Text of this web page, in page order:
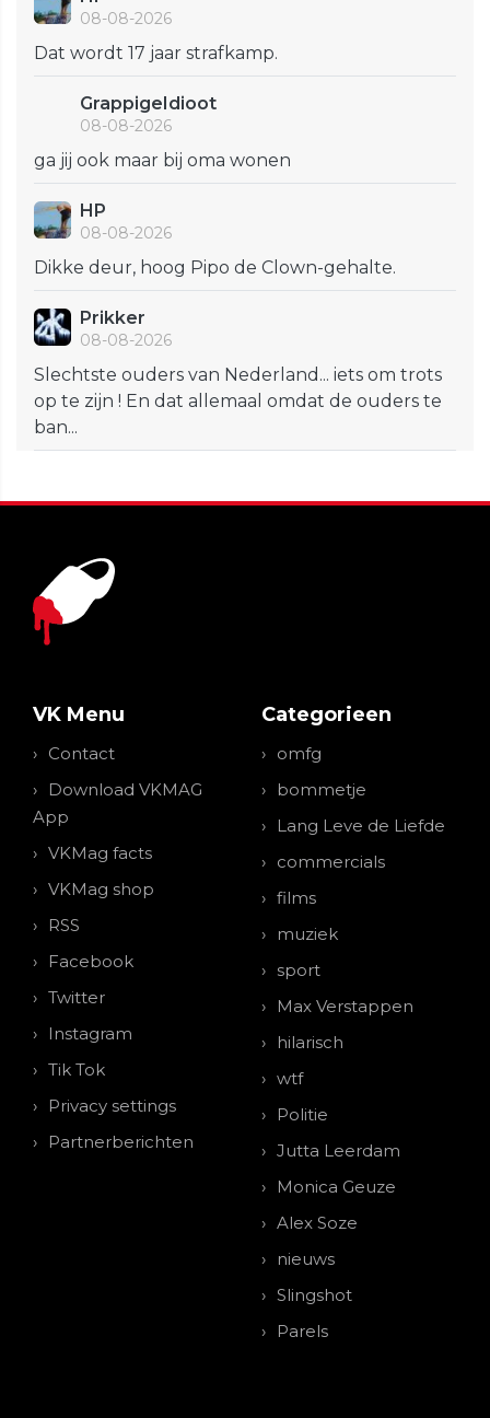
08-08-2026
Dat wordt 17 jaar strafkamp.
GrappigeIdioot
08-08-2026
ga jij ook maar bij oma wonen
HP
08-08-2026
Dikke deur, hoog Pipo de Clown-gehalte.
Prikker
08-08-2026
Slechtste ouders van Nederland... iets om trots
op te zijn ! En dat allemaal omdat de ouders te
ban...
VK Menu
Contact
Download VKMAG
App
VKMag facts
VKMag shop
RSS
Facebook
Twitter
Instagram
Tik Tok
Privacy settings
Partnerberichten
Categorieen
omfg
bommetje
Lang Leve de Liefde
commercials
films
muziek
sport
Max Verstappen
hilarisch
wtf
Politie
Jutta Leerdam
Monica Geuze
Alex Soze
nieuws
Slingshot
Parels